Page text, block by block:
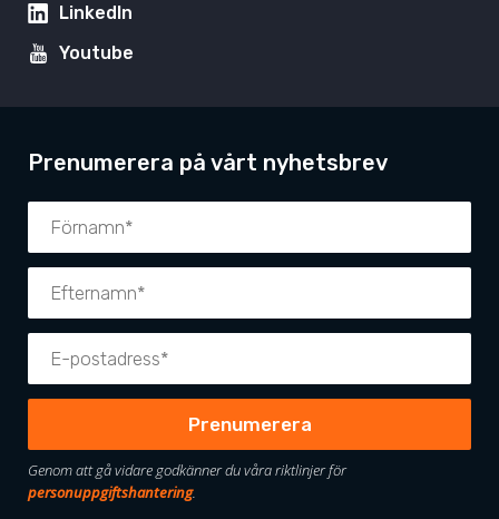
LinkedIn
Youtube
Prenumerera på vårt nyhetsbrev
Genom att gå vidare godkänner du våra riktlinjer för
personuppgiftshantering.